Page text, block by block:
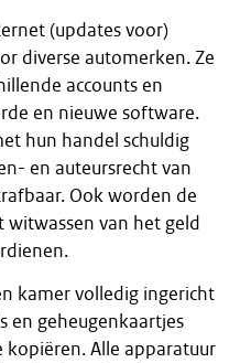
(updates voor)
diverse automerken. Ze
accounts en
en nieuwe software.
hun handel schuldig
en auteursrecht van
Ook worden de
van het geld
kamer volledig ingericht
en geheugenkaartjes
Alle apparatuur